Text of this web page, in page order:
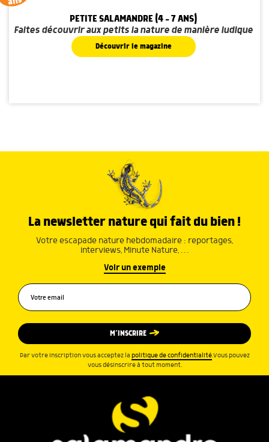
PETITE SALAMANDRE (4 - 7 ANS)
Faites découvrir aux petits la nature de manière ludique
Découvrir le magazine
La newsletter nature qui fait du bien !
Votre escapade nature hebdomadaire : reportages,
interviews, Minute Nature, …
Voir un exemple
M’INSCRIRE
Par votre inscription vous acceptez la politique de confidentialité.Vous pouvez
vous désinscrire à tout moment.